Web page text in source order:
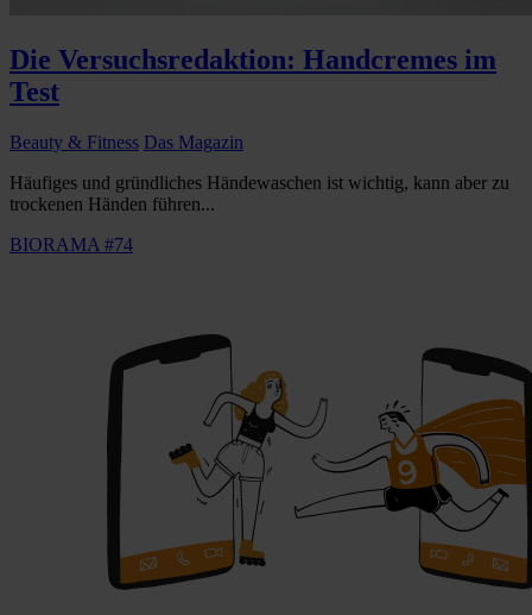
Die Versuchsredaktion: Handcremes im
Test
Beauty & Fitness Das Magazin
Häufiges und gründliches Händewaschen ist wichtig, kann aber zu
trockenen Händen führen...
BIORAMA #74